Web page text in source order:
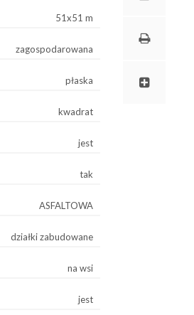
51x51 m
zagospodarowana
płaska
kwadrat
jest
tak
ASFALTOWA
działki zabudowane
na wsi
jest